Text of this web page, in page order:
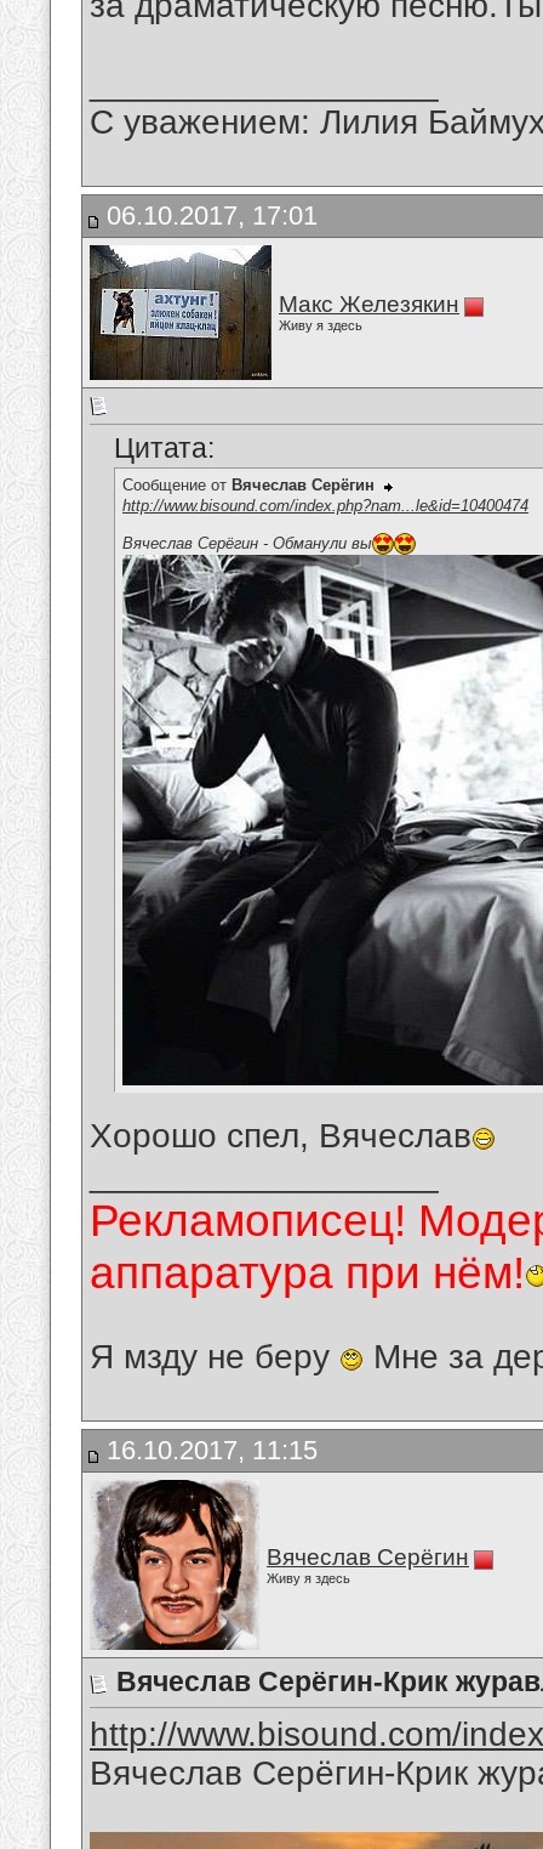
С уважением: Лилия
06.10.2017, 17:01
Макс Железякин
Живу я здесь
Цитата:
Сообщение от Вячеслав Серёгин
http://www.bisound.com/index.php?nam...le&id=10400474
Вячеслав Серёгин - Обманули вы
Хорошо спел, Вячеслав
Рекламописец!
аппаратура при нём!
Я мзду не беру Мне за
16.10.2017, 11:15
Вячеслав Серёгин
Живу я здесь
Вячеслав Серёгин-Крик
http://www.bisound.com/
Вячеслав Серёгин-Крик